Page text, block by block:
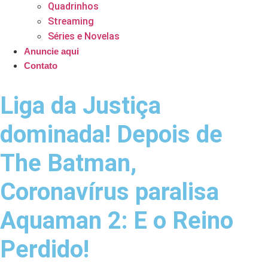
Quadrinhos
Streaming
Séries e Novelas
Anuncie aqui
Contato
Liga da Justiça
dominada! Depois de
The Batman,
Coronavírus paralisa
Aquaman 2: E o Reino
Perdido!